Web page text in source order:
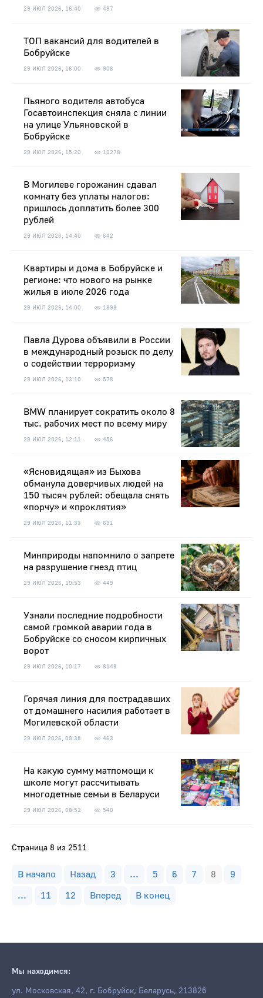
29 ИЮЛ 2026, 16:40 497
ТОП вакансий для водителей в
Бобруйске
29 ИЮЛ 2026, 16:00 908
Пьяного водителя автобуса
Госавтоинспекция сняла с линии
на улице Ульяновской в
Бобруйске
29 ИЮЛ 2026, 15:20 10278
В Могилеве горожанин сдавал
комнату без уплаты налогов:
пришлось доплатить более 300
рублей
29 ИЮЛ 2026, 14:40 642
Квартиры и дома в Бобруйске и
регионе: что нового на рынке
жилья в июле 2026 года
29 ИЮЛ 2026, 14:00 1898
Павла Дурова объявили в России
в международный розыск по делу
о содействии терроризму
29 ИЮЛ 2026, 13:10 578
BMW планирует сократить около 8
тыс. рабочих мест по всему миру
29 ИЮЛ 2026, 12:11 456
«Ясновидящая» из Быхова
обманула доверчивых людей на
150 тысяч рублей: обещала снять
«порчу» и «проклятия»
29 ИЮЛ 2026, 11:33 631
Минприроды напомнило о запрете
на разрушение гнезд птиц
29 ИЮЛ 2026, 10:53 449
Узнали последние подробности
самой громкой аварии года в
Бобруйске со сносом кирпичных
ворот
29 ИЮЛ 2026, 10:17 8148
Горячая линия для пострадавших
от домашнего насилия работает в
Могилевской области
29 ИЮЛ 2026, 09:38 463
На какую сумму матпомощи к
школе могут рассчитывать
многодетные семьи в Беларуси
29 ИЮЛ 2026, 08:52 540
Страница 8 из 2511
В начало Назад 3 ... 5 6 7 8
9
...
11 12 Вперед В конец
Мы находимся:
ул. Московская, 42, г. Бобруйск, Беларусь, 213826